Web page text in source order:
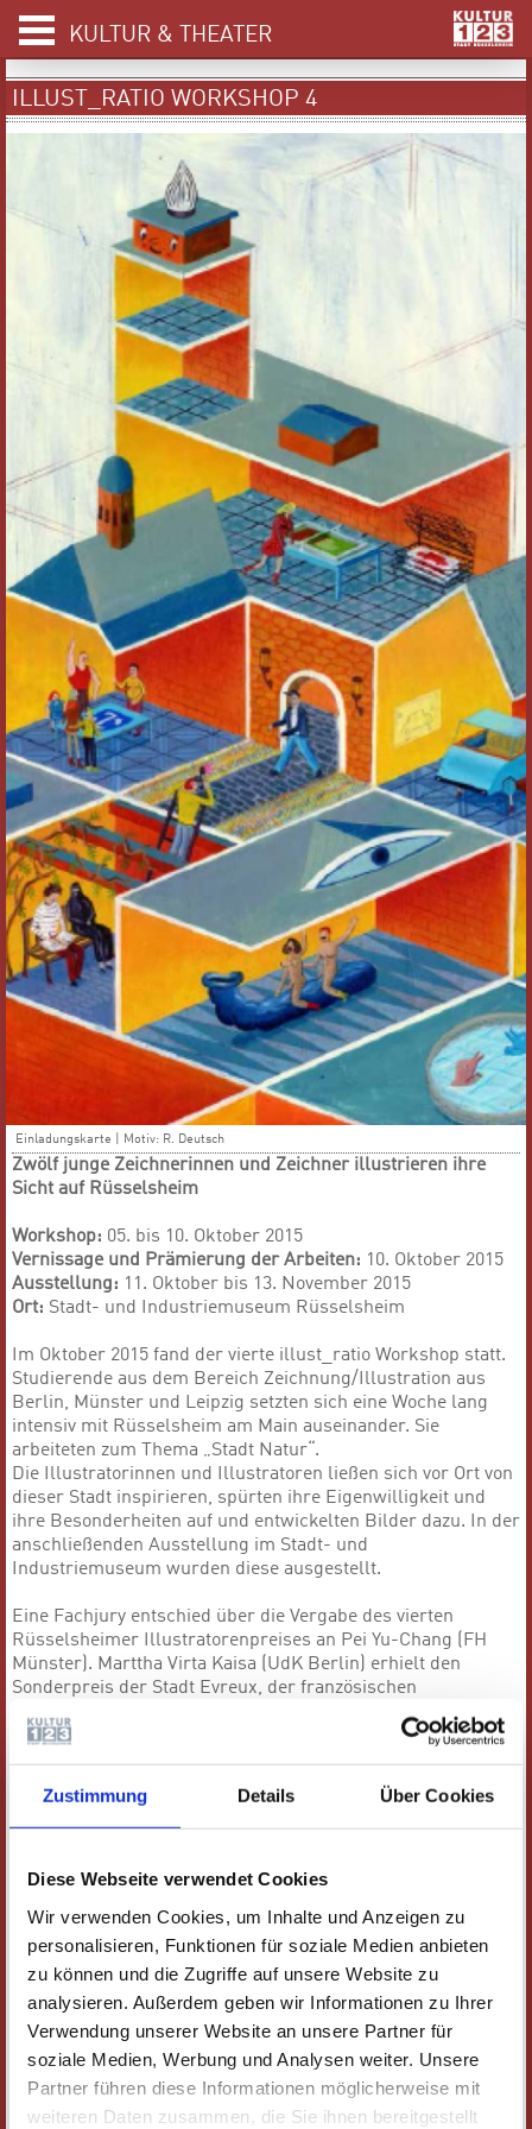
Zustimmung Details Über Cookies
Diese Webseite verwendet Cookies
Wir verwenden Cookies, um Inhalte und Anzeigen zu
personalisieren, Funktionen für soziale Medien anbieten
zu können und die Zugriffe auf unsere Website zu
analysieren. Außerdem geben wir Informationen zu Ihrer
Verwendung unserer Website an unsere Partner für
soziale Medien, Werbung und Analysen weiter. Unsere
Partner führen diese Informationen möglicherweise mit
weiteren Daten zusammen, die Sie ihnen bereitgestellt
KULTUR & THEATER
ILLUST_RATIO WORKSHOP 4
Einladungskarte | Motiv: R. Deutsch
Zwölf junge Zeichnerinnen und Zeichner illustrieren ihre
Sicht auf Rüsselsheim
Workshop: 05. bis 10. Oktober 2015
Vernissage und Prämierung der Arbeiten: 10. Oktober 2015
Ausstellung: 11. Oktober bis 13. November 2015
Ort: Stadt- und Industriemuseum Rüsselsheim
Im Oktober 2015 fand der vierte illust_ratio Workshop statt.
Studierende aus dem Bereich Zeichnung/Illustration aus
Berlin, Münster und Leipzig setzten sich eine Woche lang
intensiv mit Rüsselsheim am Main auseinander. Sie
arbeiteten zum Thema „Stadt Natur“.
Die Illustratorinnen und Illustratoren ließen sich vor Ort von
dieser Stadt inspirieren, spürten ihre Eigenwilligkeit und
ihre Besonderheiten auf und entwickelten Bilder dazu. In der
anschließenden Ausstellung im Stadt- und
Industriemuseum wurden diese ausgestellt.
Eine Fachjury entschied über die Vergabe des vierten
Rüsselsheimer Illustratorenpreises an Pei Yu-Chang (FH
Münster). Marttha Virta Kaisa (UdK Berlin) erhielt den
Sonderpreis der Stadt Evreux, der französischen
Hochschule für Grafik und Buchkunst Leipzig (Prof. Thomas
Matthaeus Müller):
Gesa Maass
Gemma Wilson
Fachhochschule Münster (Prof. Felix Scheinberger):
Pei Yu-Chang,
Annika Drees
Lennart Leibold
Michael Szyszka
Universität der Künste Berlin (Prof. Henning Wagenbreth):